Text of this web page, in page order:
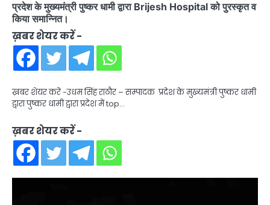
प्रदेश के मुख्यमंत्री पुष्कर धामी द्वारा Brijesh Hospital को पुरस्कृत व
किया समान्नित।
ख़बर शेयर करें -
ख़बर शेयर करें -उधम सिंह राठौर – सम्पादक प्रदेश के मुख्यमंत्री पुष्कर धामी
द्वारा पुष्कर धामी द्वारा प्रदेश में top…
ख़बर शेयर करें -